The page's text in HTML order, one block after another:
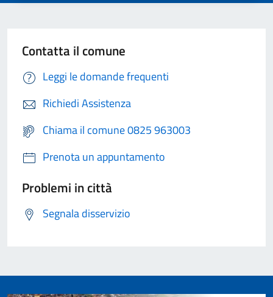
Contatta il comune
Leggi le domande frequenti
Richiedi Assistenza
Chiama il comune 0825 963003
Prenota un appuntamento
Problemi in città
Segnala disservizio